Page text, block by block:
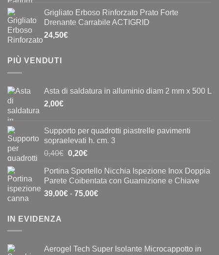
Grigliato Erboso Rinforzato Prato Forte
Drenante Carrabile ACTIGRID
24,50€
PIÙ VENDUTI
Asta di saldatura in alluminio diam 2 mm x 500 L
2,00€
Supporto per quadrotti piastrelle pavimenti
sopraelevati h. cm. 3
0,40€ Il
originale
era:
0,40€.
0,20€Il
attuale
è:
0,20€.
Portina Sportello Nicchia Ispezione Inox Doppia
Parete Coibentata con Guarnizione e Chiave
39,00€ - 75,00€Fascia
IN EVIDENZA
Aerogel Tech Super Isolante Microcappotto in